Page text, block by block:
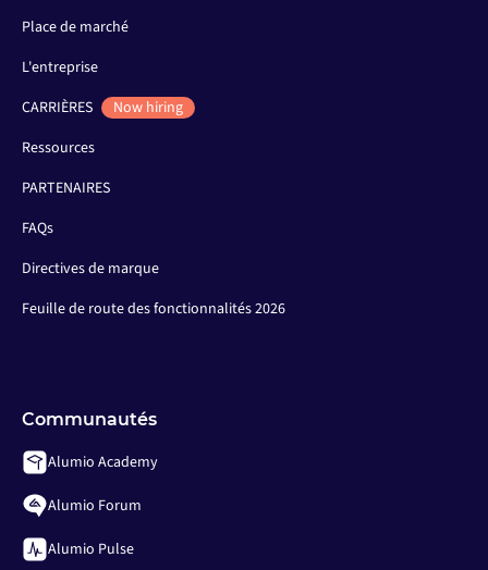
Place de marché
L'entreprise
CARRIÈRES
Now hiring
Ressources
PARTENAIRES
FAQs
Directives de marque
Feuille de route des fonctionnalités 2026
Communautés
Alumio Academy
Alumio Forum
Alumio Pulse